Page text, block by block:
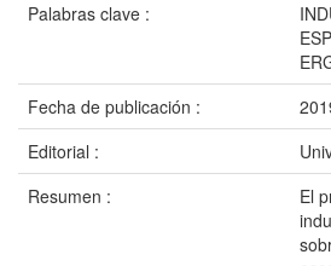
Palabras clave :
Fecha de publicación :
Editorial :
Resumen :
El